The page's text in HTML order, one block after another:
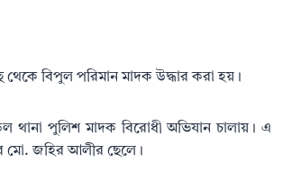
থেকে বিপুল পরিমান মাদক উদ্ধার করা হয়।
থানা পুলিশ মাদক বিরোধী অভিযান চালায়। এ
মো. জহির আলীর ছেলে।